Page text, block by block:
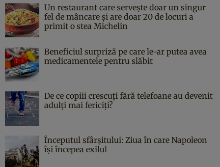
Un restaurant care servește doar un singur
fel de mâncare și are doar 20 de locuri a
primit o stea Michelin
Beneficiul surpriză pe care le-ar putea avea
medicamentele pentru slăbit
De ce copiii crescuți fără telefoane au devenit
adulți mai fericiți?
Începutul sfârşitului: Ziua în care Napoleon
îşi începea exilul